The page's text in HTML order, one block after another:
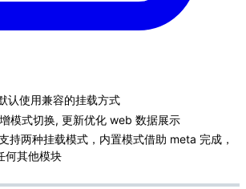
认使用兼容的挂载方式
模式切换, 更新优化 web 数据展示
持两种挂载模式，内置模式借助 meta 完成，
何其他模块